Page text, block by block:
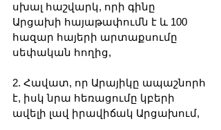
սխալ հաշվարկ, որի գինը
Արցախի հայաթափումն է և 100
հազար հայերի արտաքսումը
սեփական հողից,
2. Հավատ, որ Արայիկը ապաշնորհ
է, իսկ նրա հեռացումը կբերի
ավելի լավ իրավիճակ Արցախում,